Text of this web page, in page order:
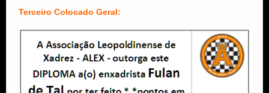
Terceiro Colocado Geral: